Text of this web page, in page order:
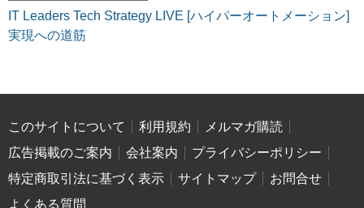
IT Leaders Tech Strategy LIVE [ハイパーオートメーション]
実現への道筋
このサイトについて 利用規約
メルマガ購読
広告掲載のご案内
会社案内
プライバシーポリシー
特定商取引法に基づく表示
サイトマップ
お問合せ
よくある質問